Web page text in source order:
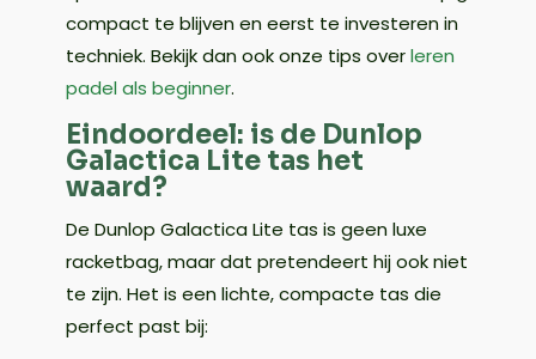
compact te blijven en eerst te investeren in
techniek. Bekijk dan ook onze tips overleren
padel als beginner.
Eindoordeel: is de Dunlop
Galactica Lite tas het
waard?
De Dunlop Galactica Lite tas is geen luxe
racketbag, maar dat pretendeert hij ook niet
te zijn. Het is een lichte, compacte tas die
perfect past bij: